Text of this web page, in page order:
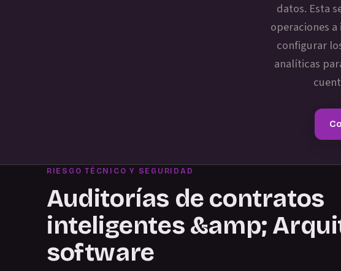
datos. Esta
operaciones
configurar
analíticas
RIESGO TÉCNICO Y SEGURIDAD
Auditorías de contratos
inteligentes &amp;
software